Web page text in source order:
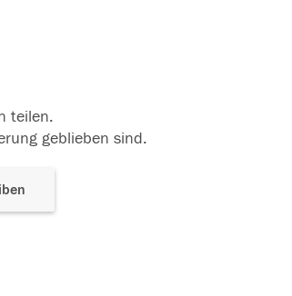
teilen.
geblieben sind.